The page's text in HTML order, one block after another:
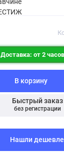
Доставка: от 2
В корзину
Быстрый заказ
без регистрации
Нашли